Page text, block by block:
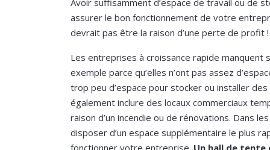
Avoir suffisamment d’espace de travail ou de
assurer le bon fonctionnement de votre
devrait pas être la raison d’une perte de profit !
Les entreprises à croissance rapide manquent
exemple parce qu’elles n’ont pas assez
trop peu d’espace pour stocker ou installer des
également inclure des locaux commerciaux
raison d’un incendie ou de rénovations. Dans
disposer d’un espace supplémentaire le plus